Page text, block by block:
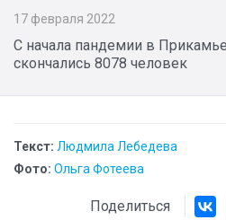
17 февраля 2022
​С начала пандемии в
скончались 8078 человек
Текст: Людмила Лебедева
Фото: Ольга Фотеева
Поделиться